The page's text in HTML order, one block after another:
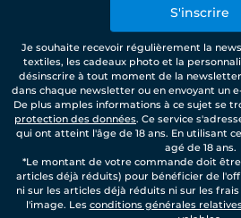
S'inscrire
Je souhaite recevoir régulièrement la
textiles, les cadeaux photo et la
désinscrire à tout moment de la
dans chaque newsletter ou en envoyant un
De plus amples informations à ce sujet se
protection des données. Ce service
qui ont atteint l'âge de 18 ans. En utilisant
agé de 18 ans.
*Le montant de votre commande doit
articles déjà réduits) pour bénéficier de
ni sur les articles déjà réduits ni sur les
l'image. Les conditions générales